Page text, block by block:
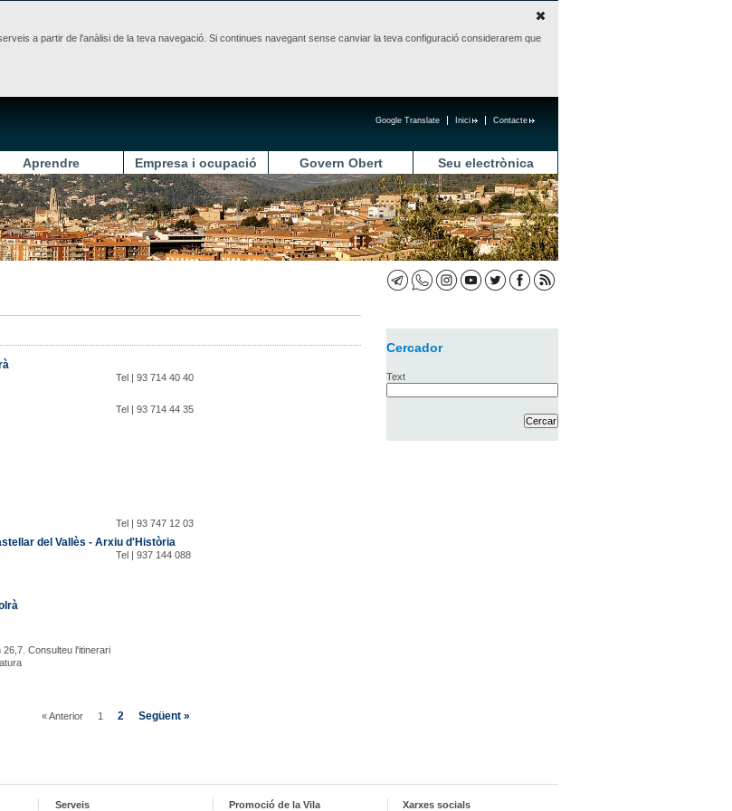
a partir de l'anàlisi de la teva navegació. Si continues navegant sense canviar la teva configuració considerarem que
Contacte
Inici
Google Translate
Aprendre Empresa i ocupació Govern Obert Seu electrònica
Tel | 93 714 40 40
Tel | 93 714 44 35
Tel | 93 747 12 03
del Vallès - Arxiu d'Història
Tel | 937 144 088
Consulteu l'itinerari
« Anterior 1 2 Següent »
Cercador
Text
Serveis Promoció de la Vila Xarxes socials